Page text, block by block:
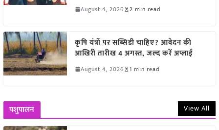
August 4, 2026 2 min read
कृषि यंत्रों पर सब्सिडी चाहिए? आवेदन की
आखिरी तारीख 4 अगस्त, जल्द करें अप्लाई
August 4, 2026 1 min read
पशुपालन View All